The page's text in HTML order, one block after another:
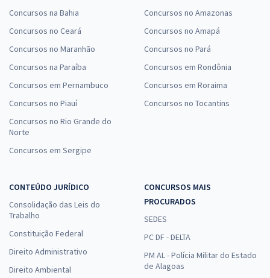
Concursos na Bahia
Concursos no Ceará
Concursos no Maranhão
Concursos na Paraíba
Concursos em Pernambuco
Concursos no Piauí
Concursos no Rio Grande do
Norte
Concursos em Sergipe
Concursos no Amazonas
Concursos no Amapá
Concursos no Pará
Concursos em Rondônia
Concursos em Roraima
Concursos no Tocantins
CONTEÚDO JURÍDICO
Consolidação das Leis do
Trabalho
Constituição Federal
Direito Administrativo
Direito Ambiental
CONCURSOS MAIS
PROCURADOS
SEDES
PC DF - DELTA
PM AL - Polícia Militar do Estado
de Alagoas